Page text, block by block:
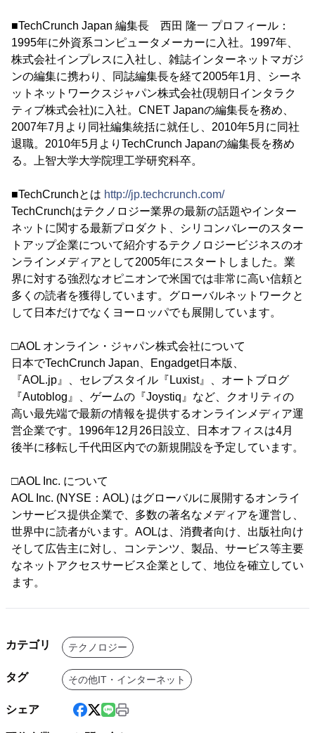
■TechCrunch Japan 編集長 西田 隆一 プロフィール：
1995年に外資系コンピュータメーカーに入社。1997年、
株式会社インプレスに入社し、雑誌インターネットマガジ
ンの編集に携わり、同誌編集長を経て2005年1月、シーネ
ットネットワークスジャパン株式会社(現朝日インタラク
ティブ株式会社)に入社。CNET Japanの編集長を務め、
2007年7月より同社編集統括に就任し、2010年5月に同社
退職。2010年5月よりTechCrunch Japanの編集長を務め
る。上智大学大学院理工学研究科卒。
■TechCrunchとは http://jp.techcrunch.com/
TechCrunchはテクノロジー業界の最新の話題やインター
ネットに関する最新プロダクト、シリコンバレーのスター
トアップ企業について紹介するテクノロジービジネスのオ
ンラインメディアとして2005年にスタートしました。業
界に対する強烈なオピニオンで米国では非常に高い信頼と
多くの読者を獲得しています。グローバルネットワークと
して日本だけでなくヨーロッパでも展開しています。
□AOL オンライン・ジャパン株式会社について
日本でTechCrunch Japan、Engadget日本版、
『AOL.jp』、セレブスタイル『Luxist』、オートブログ
『Autoblog』、ゲームの『Joystiq』など、クオリティの
高い最先端で最新の情報を提供するオンラインメディア運
営企業です。1996年12月26日設立、日本オフィスは4月
後半に移転し千代田区内での新規開設を予定しています。
□AOL Inc. について
AOL Inc. (NYSE：AOL) はグローバルに展開するオンライ
ンサービス提供企業で、多数の著名なメディアを運営し、
世界中に読者がいます。AOLは、消費者向け、出版社向け
そして広告主に対し、コンテンツ、製品、サービス等主要
なネットアクセスサービス企業として、地位を確立してい
ます。
カテゴリ テクノロジー
タグ その他IT・インターネット
シェア